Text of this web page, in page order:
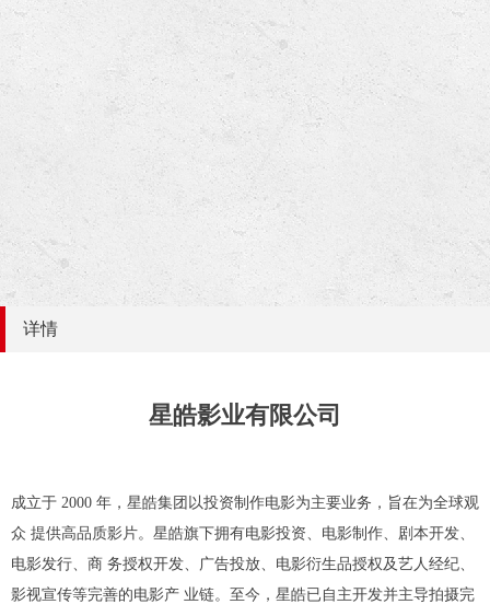
星皓影业有限公司
成立于 2000 年，星皓集团以投资制作电影为主要业务，旨在为全球观
众 提供高品质影片。星皓旗下拥有电影投资、电影制作、剧本开发、
电影发行、商 务授权开发、广告投放、电影衍生品授权及艺人经纪、
影视宣传等完善的电影产 业链。至今，星皓已自主开发并主导拍摄完
详情